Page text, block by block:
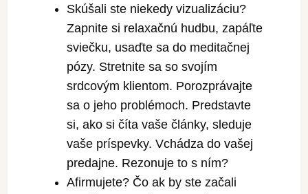
Skúšali ste niekedy vizualizáciu?
Zapnite si relaxačnú hudbu, zapáľte
sviečku, usaďte sa do meditačnej
pózy. Stretnite sa so svojím
srdcovým klientom. Porozprávajte
sa o jeho problémoch. Predstavte
si, ako si číta vaše články, sleduje
vaše príspevky. Vchádza do vašej
predajne. Rezonuje to s ním?
Afirmujete? Čo ak by ste začali